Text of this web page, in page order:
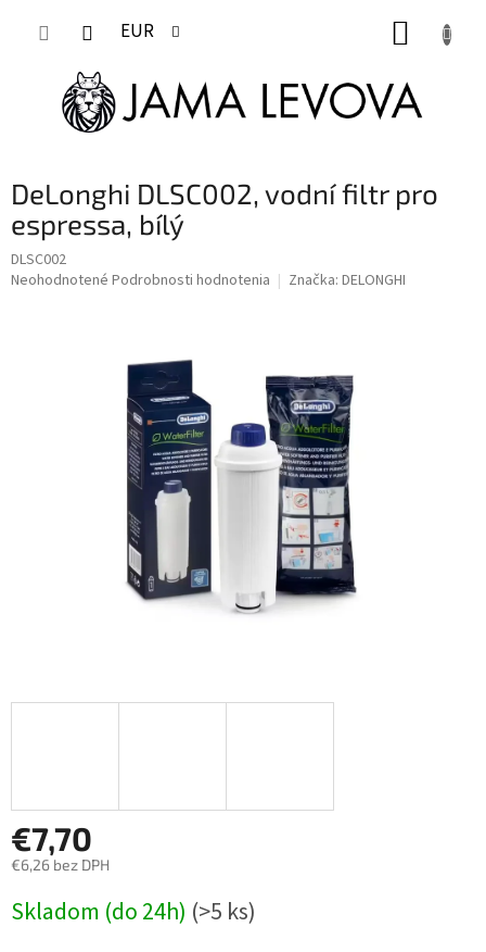
EUR
DeLonghi DLSC002, vodní filtr pro
espressa, bílý
DLSC002
Priemerné
Neohodnotené Podrobnosti hodnotenia Značka: DELONGHI
€7,70
€6,26 bez DPH
cena:
Skladom (do 24h) (>5 ks)